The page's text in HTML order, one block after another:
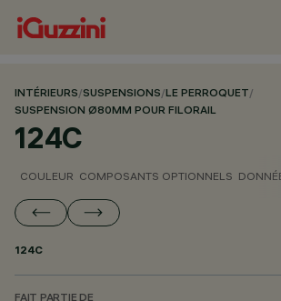
INTÉRIEURS/SUSPENSIONS/LE PERROQUET/
SUSPENSION Ø80MM POUR FILORAIL
124C
COULEUR COMPOSANTS OPTIONNELS
124C